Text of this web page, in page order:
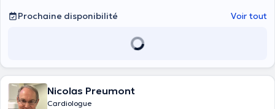
Prochaine disponibilité
Voir tout
Nicolas Preumont
Cardiologue